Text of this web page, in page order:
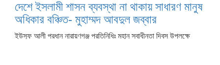
দেশে ইসলামী শাসন ব্যবস্থা না থাকায় সাধারণ মানুষ
অধিকার বঞ্চিত- মুহাম্মদ আবদুল জব্বার
ইউসুফ আলী প্রধান নারায়ণগঞ্জ প্রতিনিধিঃ মহান স্বাধীনতা দিবস উপলক্ষে